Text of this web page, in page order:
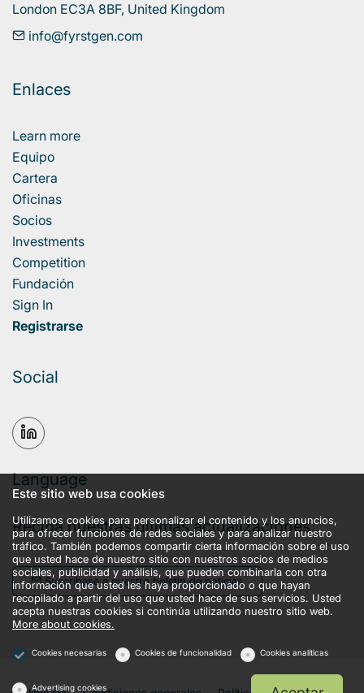
London EC3A 8BF, United Kingdom
info@fyrstgen.com
Enlaces
Learn more
Equipo
Cartera
Oficinas
Socios
Investments
Competition
Fundación
Sign In
Registrarse
Social
Language
Reciba nuestras últimas actualizaciones
Suscríbase a nuestro boletín de noticias
Este sitio web usa cookies
Utilizamos cookies para personalizar el contenido y los anuncios,
para ofrecer funciones de redes sociales y para analizar nuestro
tráfico. También podemos compartir cierta información sobre el uso
que usted hace de nuestro sitio con nuestros socios de medios
sociales, publicidad y análisis, que pueden combinarla con otra
información que usted les haya proporcionado o que hayan
recopilado a partir del uso que usted hace de sus servicios. Usted
acepta nuestras cookies si continúa utilizando nuestro sitio web.
More about cookies.
Cookies necesarias Cookies de funcionalidad Cookies analíticas
Advertising cookies